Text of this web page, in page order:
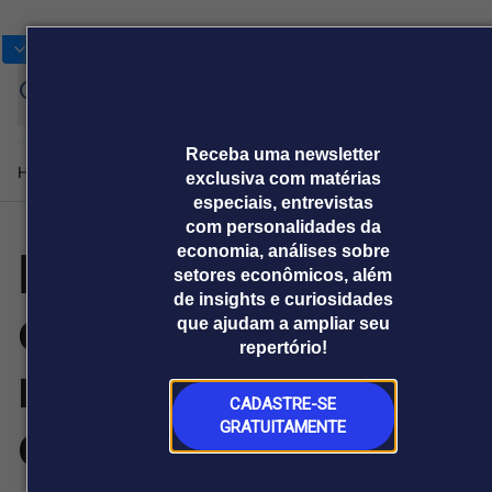
Receba uma newsletter
exclusiva com matérias
especiais, entrevistas
com personalidades da
economia, análises sobre
setores econômicos, além
de insights e curiosidades
que ajudam a ampliar seu
repertório!
CADASTRE-SE
GRATUITAMENTE
Home Produtos e soluçõesNotíciasBlogWeekendInstitucional
Plataformas
Broadcast
Broadcast+
O mercado
financeiro em
tempo real
Broadcast
Tudo sobre o
agronegócio
Releases Broadcast
Prêmio Broadcast
Prêmio Broadcast
Empresas
Releases
Empresas globais
enfrentam crise
na escalabilidade
da IA: 77%